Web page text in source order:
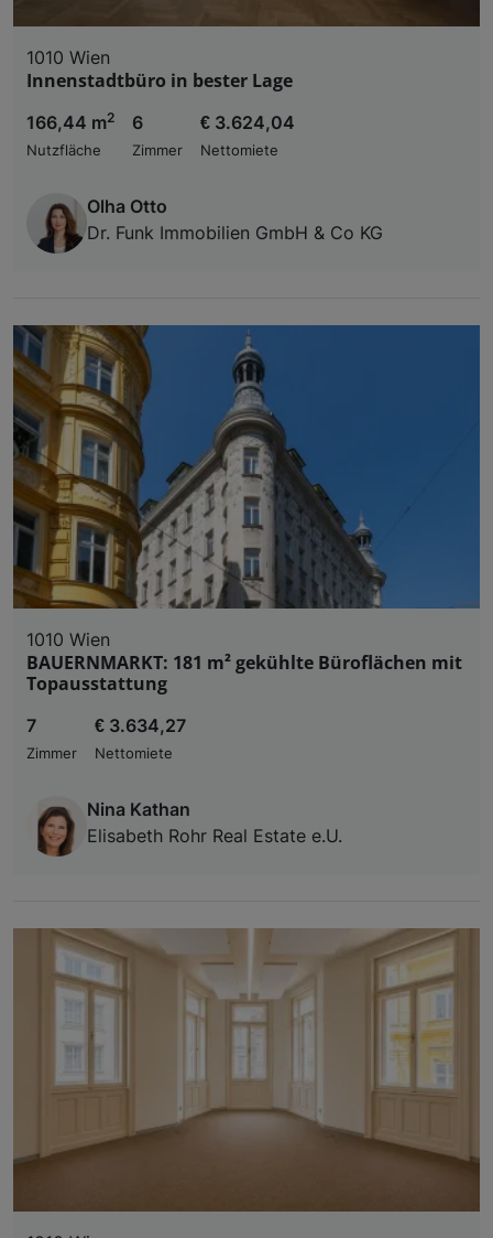
1010 Wien
Innenstadtbüro in bester Lage
166,44 m2
Nutzfläche
6
Zimmer
€ 3.624,04
Nettomiete
Olha Otto
Dr. Funk Immobilien GmbH & Co KG
1010 Wien
BAUERNMARKT: 181 m² gekühlte Büroflächen mit
Topausstattung
7
Zimmer
€ 3.634,27
Nettomiete
Nina Kathan
Elisabeth Rohr Real Estate e.U.